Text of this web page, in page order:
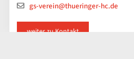
gs-verein@thueringer-hc.de
weiter zu Kontakt